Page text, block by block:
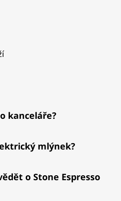
kanceláře?
mlýnek?
o Stone Espresso